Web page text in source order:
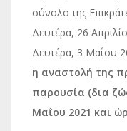
σύνολο της
Δευτέρα, 26
Δευτέρα, 3 Μαΐου
η αναστολή της
παρουσία (δια
Μαΐου 2021 και